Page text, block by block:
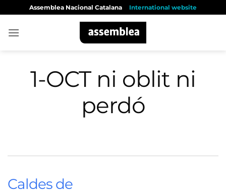
content
Assemblea Nacional Catalana International website
1-OCT ni oblit ni
perdó
Caldes de